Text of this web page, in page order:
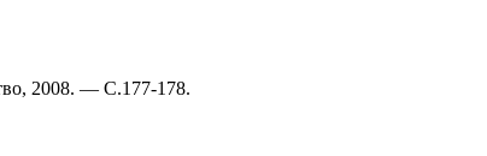
2008. — С.177-178.